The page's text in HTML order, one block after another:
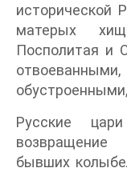
исторической
матерых
Посполитая и
Русские
возвращение
бывших